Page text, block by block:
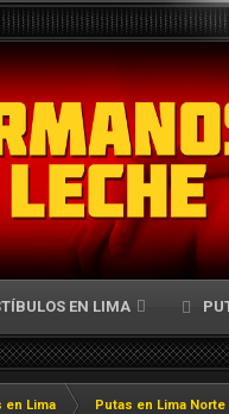
EN LIMA
en Lima Putas en Lima Norte